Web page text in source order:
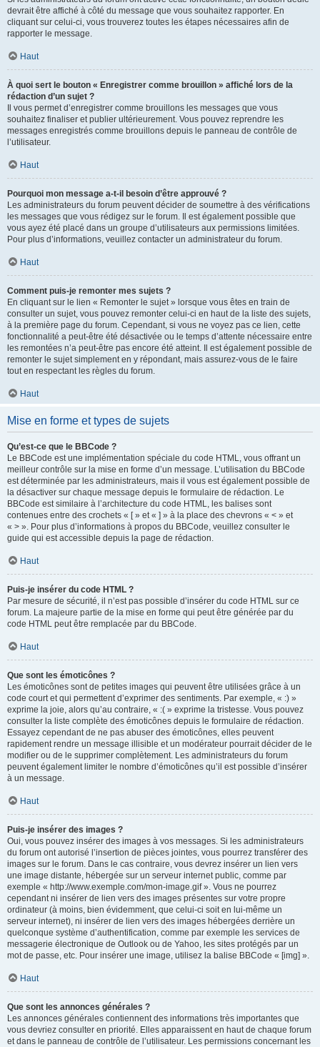
devrait être affiché à côté du message que vous souhaitez rapporter. En
cliquant sur celui-ci, vous trouverez toutes les étapes nécessaires afin de
rapporter le message.
Haut
À quoi sert le bouton « Enregistrer comme brouillon » affiché lors de la
rédaction d’un sujet ?
Il vous permet d’enregistrer comme brouillons les messages que vous
souhaitez finaliser et publier ultérieurement. Vous pouvez reprendre les
messages enregistrés comme brouillons depuis le panneau de contrôle de
l’utilisateur.
Haut
Pourquoi mon message a-t-il besoin d’être approuvé ?
Les administrateurs du forum peuvent décider de soumettre à des vérifications
les messages que vous rédigez sur le forum. Il est également possible que
vous ayez été placé dans un groupe d’utilisateurs aux permissions limitées.
Pour plus d’informations, veuillez contacter un administrateur du forum.
Haut
Comment puis-je remonter mes sujets ?
En cliquant sur le lien « Remonter le sujet » lorsque vous êtes en train de
consulter un sujet, vous pouvez remonter celui-ci en haut de la liste des sujets,
à la première page du forum. Cependant, si vous ne voyez pas ce lien, cette
fonctionnalité a peut-être été désactivée ou le temps d’attente nécessaire entre
les remontées n’a peut-être pas encore été atteint. Il est également possible de
remonter le sujet simplement en y répondant, mais assurez-vous de le faire
tout en respectant les règles du forum.
Haut
Mise en forme et types de sujets
Qu’est-ce que le BBCode ?
Le BBCode est une implémentation spéciale du code HTML, vous offrant un
meilleur contrôle sur la mise en forme d’un message. L’utilisation du BBCode
est déterminée par les administrateurs, mais il vous est également possible de
la désactiver sur chaque message depuis le formulaire de rédaction. Le
BBCode est similaire à l’architecture du code HTML, les balises sont
contenues entre des crochets « [ » et « ] » à la place des chevrons « < » et
« > ». Pour plus d’informations à propos du BBCode, veuillez consulter le
guide qui est accessible depuis la page de rédaction.
Haut
Puis-je insérer du code HTML ?
Par mesure de sécurité, il n’est pas possible d’insérer du code HTML sur ce
forum. La majeure partie de la mise en forme qui peut être générée par du
code HTML peut être remplacée par du BBCode.
Haut
Que sont les émoticônes ?
Les émoticônes sont de petites images qui peuvent être utilisées grâce à un
code court et qui permettent d’exprimer des sentiments. Par exemple, « :) »
exprime la joie, alors qu’au contraire, « :( » exprime la tristesse. Vous pouvez
consulter la liste complète des émoticônes depuis le formulaire de rédaction.
Essayez cependant de ne pas abuser des émoticônes, elles peuvent
rapidement rendre un message illisible et un modérateur pourrait décider de le
modifier ou de le supprimer complètement. Les administrateurs du forum
peuvent également limiter le nombre d’émoticônes qu’il est possible d’insérer
à un message.
Haut
Puis-je insérer des images ?
Oui, vous pouvez insérer des images à vos messages. Si les administrateurs
du forum ont autorisé l’insertion de pièces jointes, vous pourrez transférer des
images sur le forum. Dans le cas contraire, vous devrez insérer un lien vers
une image distante, hébergée sur un serveur internet public, comme par
exemple « http://www.exemple.com/mon-image.gif ». Vous ne pourrez
cependant ni insérer de lien vers des images présentes sur votre propre
ordinateur (à moins, bien évidemment, que celui-ci soit en lui-même un
serveur internet), ni insérer de lien vers des images hébergées derrière un
quelconque système d’authentification, comme par exemple les services de
messagerie électronique de Outlook ou de Yahoo, les sites protégés par un
mot de passe, etc. Pour insérer une image, utilisez la balise BBCode « [img] ».
Haut
Que sont les annonces générales ?
Les annonces générales contiennent des informations très importantes que
vous devriez consulter en priorité. Elles apparaissent en haut de chaque forum
et dans le panneau de contrôle de l’utilisateur. Les permissions concernant les